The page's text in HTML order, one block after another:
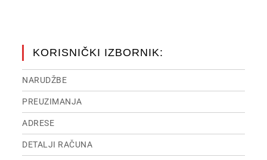
KORISNIČKI IZBORNIK:
NARUDŽBE
PREUZIMANJA
ADRESE
DETALJI RAČUNA